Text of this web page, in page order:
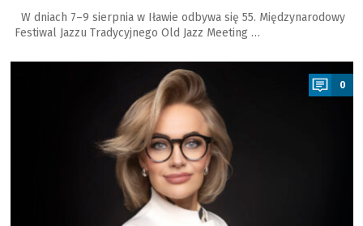
W dniach 7–9 sierpnia w Iławie odbywa się 55. Międzynarodowy
Festiwal Jazzu Tradycyjnego Old Jazz Meeting …
a
0